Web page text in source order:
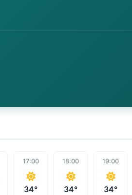
17:00
34°
18:00
34°
19:00
34°